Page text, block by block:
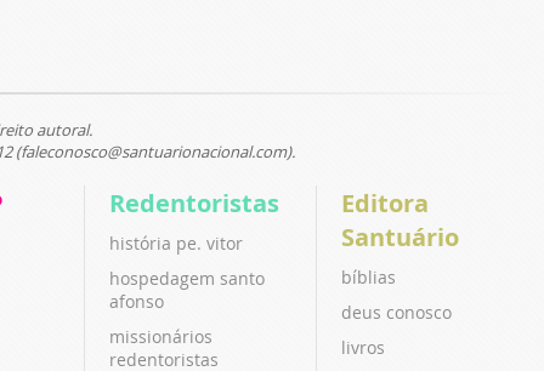
autoral.
(faleconosco@santuarionacional.com).
Redentoristas
história pe. vitor
hospedagem santo
afonso
missionários
redentoristas
Editora
Santuário
bíblias
deus conosco
livros